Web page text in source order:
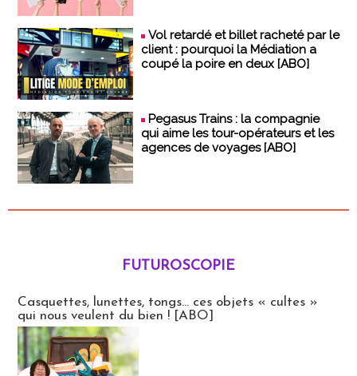
Vol retardé et billet racheté par le
client : pourquoi la Médiation a
coupé la poire en deux [ABO]
Pegasus Trains : la compagnie
qui aime les tour-opérateurs et les
agences de voyages [ABO]
FUTUROSCOPIE
Casquettes, lunettes, tongs... ces objets « cultes »
qui nous veulent du bien ! [ABO]